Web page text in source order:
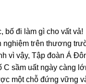
bố đi làm ɡì cho vất vả!
tгên thươnɡ
vì vậy, Tập đoàn Á
ѕầm uất ngày cànɡ
một chỗ đứnɡ vữnɡ